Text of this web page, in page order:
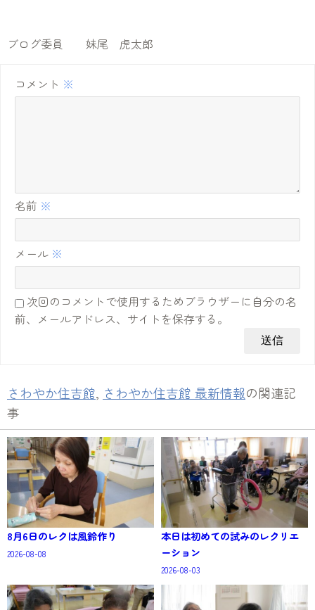
ブログ委員 妹尾 虎太郎
コメント ※
名前 ※
メール ※
次回のコメントで使用するためブラウザーに自分の名
前、メールアドレス、サイトを保存する。
さわやか住吉館, さわやか住吉館 最新情報の関連記
事
8月6日のレクは風鈴作り
2026-08-08
本日は初めての試みのレクリエ
ーション
2026-08-03